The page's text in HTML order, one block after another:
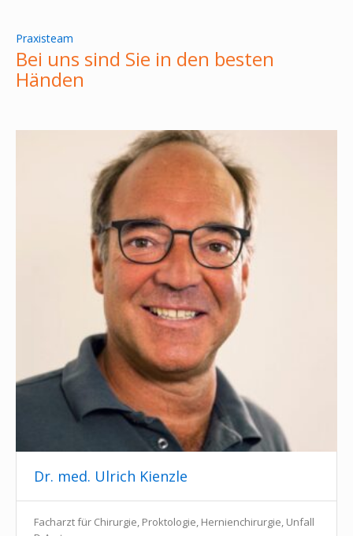
Praxisteam
Bei uns sind Sie in den besten
Händen
Dr. med. Ulrich Kienzle
Facharzt für Chirurgie, Proktologie, Hernienchirurgie, Unfall